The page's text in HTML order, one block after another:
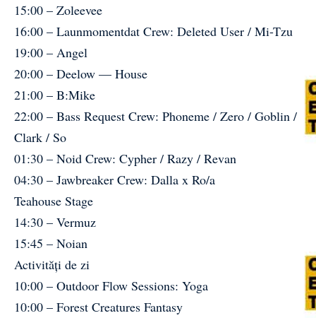
15:00 – Zoleevee
16:00 – Launmomentdat Crew: Deleted User / Mi-Tzu
19:00 – Angel
20:00 – Deelow — House
21:00 – B:Mike
22:00 – Bass Request Crew: Phoneme / Zero / Goblin /
Clark / So
01:30 – Noid Crew: Cypher / Razy / Revan
04:30 – Jawbreaker Crew: Dalla x Ro/a
Teahouse Stage
14:30 – Vermuz
15:45 – Noian
Activități de zi
10:00 – Outdoor Flow Sessions: Yoga
10:00 – Forest Creatures Fantasy